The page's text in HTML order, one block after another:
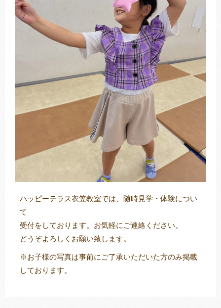
ハッピーテラス衣笠教室では、随時見学・体験につい
て
受付をしております。お気軽にご連絡ください。
どうぞよろしくお願い致します。
※お子様の写真は事前にご了承いただいた方のみ掲載
しております。